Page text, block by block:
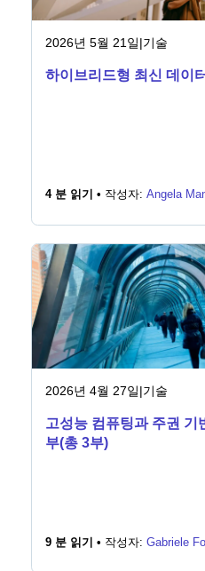
통신
교육
뉴스룸
2026년 5월 21일|기술
하이브리드형 최신 데이
4 분 읽기 • 작성자: Angela
2026년 4월 27일|기술
고성능 컴퓨팅과 주권 기
부(총 3부)
9 분 읽기 • 작성자: Gabriele